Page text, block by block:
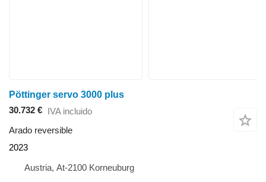
Pöttinger servo 3000 plus
30.732 € IVA incluido
Arado reversible
2023
Austria, At-2100 Korneuburg